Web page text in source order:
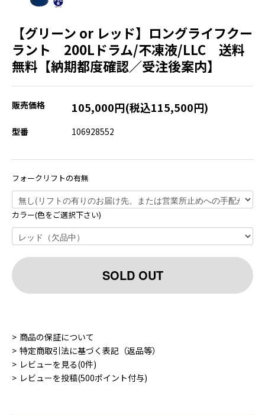
【グリーン or レッド】ロングライフクー
ラント 200Lドラム/不凍液/LLC 送料
無料【納期都度確認／受注後案内】
販売価格 105,000円(税込115,500円)
型番 106928552
フォークリフトの有無
カラー(色をご選択下さい)
SOLD OUT
商品の保証について
特定商取引法に基づく表記（返品等）
レビューを見る(0件)
レビューを投稿(500ポイント付与)